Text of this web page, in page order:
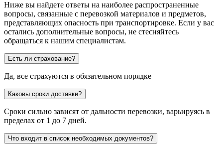
Ниже вы найдете ответы на наиболее распространенные
вопросы, связанные с перевозкой материалов и предметов,
представляющих опасность при транспортировке. Если у вас
остались дополнительные вопросы, не стесняйтесь
обращаться к нашим специалистам.
Есть ли страхование?
Да, все страхуются в обязательном порядке
Каковы сроки доставки?
Сроки сильно зависят от дальности перевозки, варьируясь в
пределах от 1 до 7 дней.
Что входит в список необходимых документов?